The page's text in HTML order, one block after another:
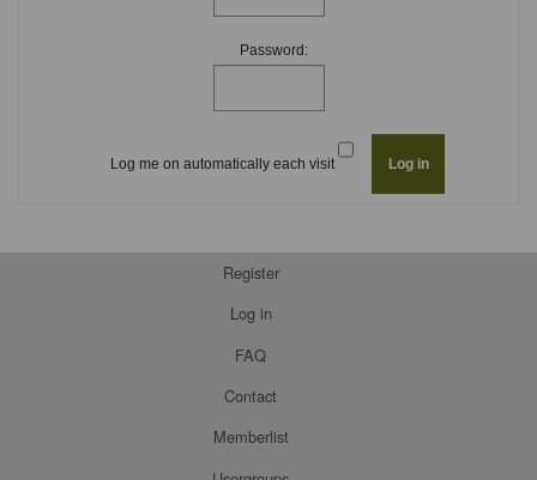
Password:
Log me on automatically each visit
Register
Log in
FAQ
Contact
Memberlist